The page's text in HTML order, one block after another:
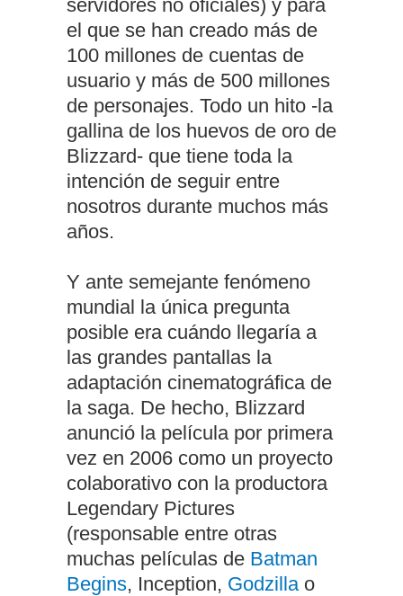
servidores no oficiales) y para
el que se han creado más de
100 millones de cuentas de
usuario y más de 500 millones
de personajes. Todo un hito -la
gallina de los huevos de oro de
Blizzard- que tiene toda la
intención de seguir entre
nosotros durante muchos más
años.
Y ante semejante fenómeno
mundial la única pregunta
posible era cuándo llegaría a
las grandes pantallas la
adaptación cinematográfica de
la saga. De hecho, Blizzard
anunció la película por primera
vez en 2006 como un proyecto
colaborativo con la productora
Legendary Pictures
(responsable entre otras
muchas películas de Batman
Begins, Inception, Godzillao